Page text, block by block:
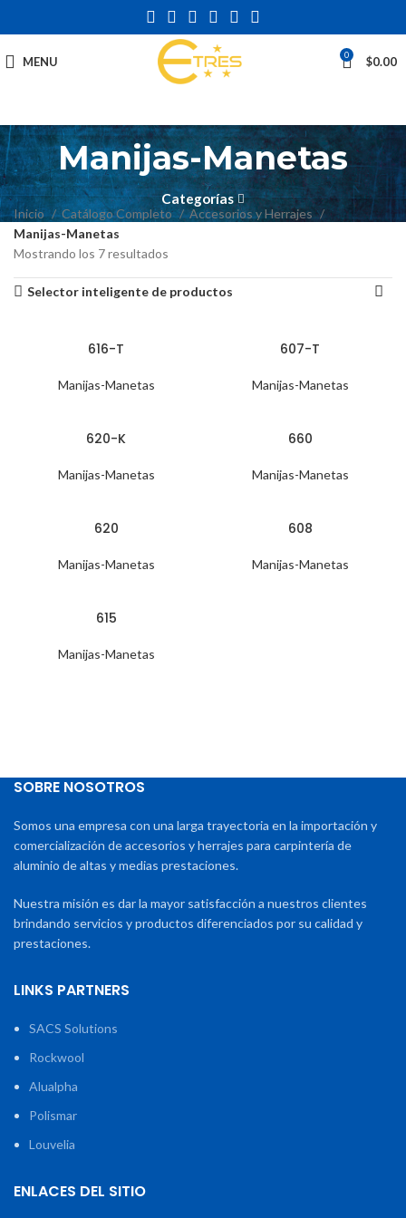
MENU 0 $0.00
Manijas-Manetas
Categorías
Inicio Catálogo Completo
Accesorios y Herrajes
Manijas-Manetas
Mostrando los 7 resultados
Selector inteligente de productos
616-T
Manijas-Manetas
607-T
Manijas-Manetas
620-K
Manijas-Manetas
660
Manijas-Manetas
620
Manijas-Manetas
608
Manijas-Manetas
615
Manijas-Manetas
SOBRE NOSOTROS
Somos una empresa con una larga trayectoria en la importación y
comercialización de accesorios y herrajes para carpintería de
aluminio de altas y medias prestaciones.
Nuestra misión es dar la mayor satisfacción a nuestros clientes
brindando servicios y productos diferenciados por su calidad y
prestaciones.
LINKS PARTNERS
SACS Solutions
Rockwool
Alualpha
Polismar
Louvelia
ENLACES DEL SITIO